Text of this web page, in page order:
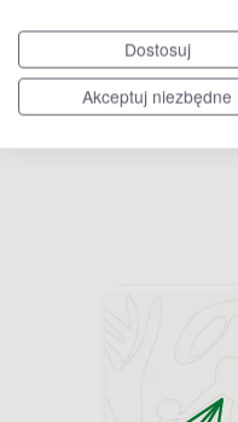
Dostosuj
Akceptuj niezbędne